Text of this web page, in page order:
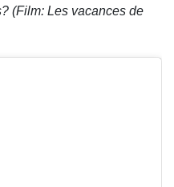
(Film: Les vacances de